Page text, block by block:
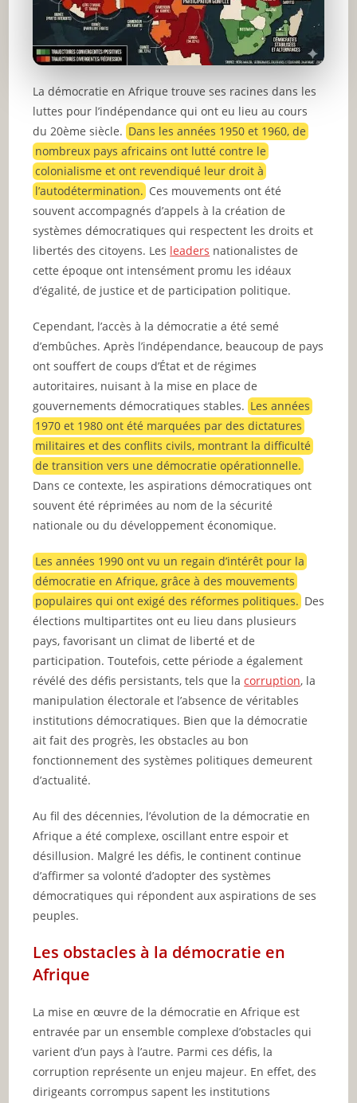
La démocratie en Afrique trouve ses racines dans les
luttes pour l’indépendance qui ont eu lieu au cours
du 20ème siècle.Dans les années 1950 et 1960, de
nombreux pays africains ont lutté contre le
colonialisme et ont revendiqué leur droit à
l’autodétermination. Ces mouvements ont été
souvent accompagnés d’appels à la création de
systèmes démocratiques qui respectent les droits et
libertés des citoyens. Les leaders nationalistes de
cette époque ont intensément promu les idéaux
d’égalité, de justice et de participation politique.
Cependant, l’accès à la démocratie a été semé
d’embûches. Après l’indépendance, beaucoup de pays
ont souffert de coups d’État et de régimes
autoritaires, nuisant à la mise en place de
gouvernements démocratiques stables.Les années
1970 et 1980 ont été marquées par des dictatures
militaires et des conflits civils, montrant la difficulté
de transition vers une démocratie opérationnelle.
Dans ce contexte, les aspirations démocratiques ont
souvent été réprimées au nom de la sécurité
nationale ou du développement économique.
Les années 1990 ont vu un regain d’intérêt pour la
démocratie en Afrique, grâce à des mouvements
populaires qui ont exigé des réformes politiques. Des
élections multipartites ont eu lieu dans plusieurs
pays, favorisant un climat de liberté et de
participation. Toutefois, cette période a également
révélé des défis persistants, tels que lacorruption, la
manipulation électorale et l’absence de véritables
institutions démocratiques. Bien que la démocratie
ait fait des progrès, les obstacles au bon
fonctionnement des systèmes politiques demeurent
d’actualité.
Au fil des décennies, l’évolution de la démocratie en
Afrique a été complexe, oscillant entre espoir et
désillusion. Malgré les défis, le continent continue
d’affirmer sa volonté d’adopter des systèmes
démocratiques qui répondent aux aspirations de ses
peuples.
Les obstacles à la démocratie en
Afrique
La mise en œuvre de la démocratie en Afrique est
entravée par un ensemble complexe d’obstacles qui
varient d’un pays à l’autre. Parmi ces défis, la
corruption représente un enjeu majeur. En effet, des
dirigeants corrompus sapent les institutions